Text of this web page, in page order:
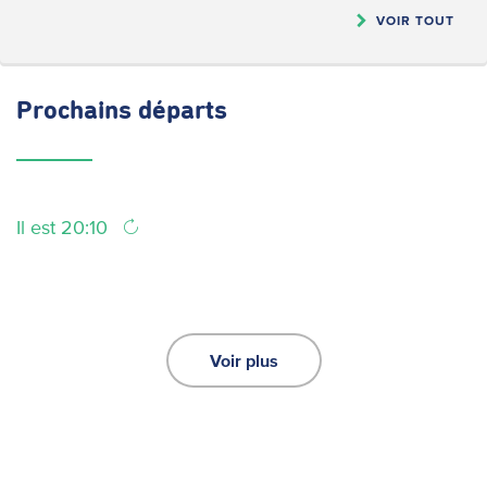
VOIR TOUT
Prochains départs
Il est 20:10
Voir plus